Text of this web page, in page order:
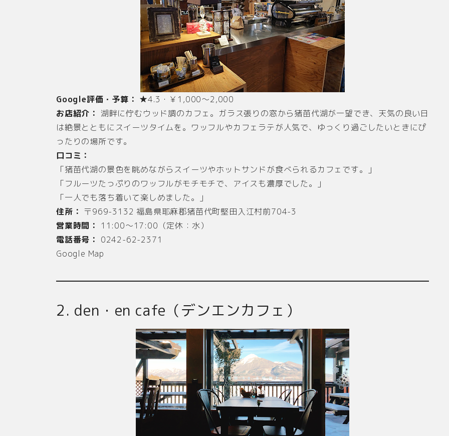
Google評価・予算： ★4.3・￥1,000〜2,000
お店紹介： 湖畔に佇むウッド調のカフェ。ガラス張りの窓から猪苗代湖が一望でき、天気の良い日
は絶景とともにスイーツタイムを。ワッフルやカフェラテが人気で、ゆっくり過ごしたいときにぴ
ったりの場所です。
口コミ：
「猪苗代湖の景色を眺めながらスイーツやホットサンドが食べられるカフェです。」
「フルーツたっぷりのワッフルがモチモチで、アイスも濃厚でした。」
「一人でも落ち着いて楽しめました。」
住所： 〒969-3132 福島県耶麻郡猪苗代町堅田入江村前704-3
営業時間： 11:00～17:00（定休：水）
電話番号： 0242-62-2371
Google Map
2. den・en cafe（デンエンカフェ）